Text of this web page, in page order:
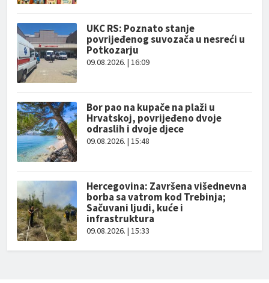
UKC RS: Poznato stanje
povrijeđenog suvozača u nesreći u
Potkozarju
09.08.2026. | 16:09
Bor pao na kupače na plaži u
Hrvatskoj, povrijeđeno dvoje
odraslih i dvoje djece
09.08.2026. | 15:48
Hercegovina: Završena višednevna
borba sa vatrom kod Trebinja;
Sačuvani ljudi, kuće i
infrastruktura
09.08.2026. | 15:33